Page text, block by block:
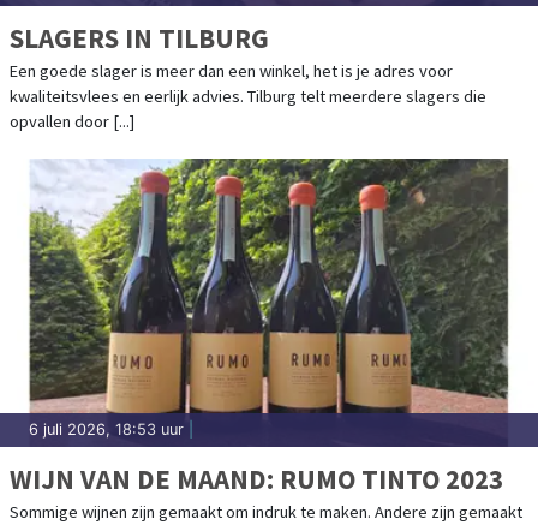
SLAGERS IN TILBURG
Een goede slager is meer dan een winkel, het is je adres voor
kwaliteitsvlees en eerlijk advies. Tilburg telt meerdere slagers die
opvallen door [...]
6 juli 2026, 18:53 uur
WIJN VAN DE MAAND: RUMO TINTO 2023
Sommige wijnen zijn gemaakt om indruk te maken. Andere zijn gemaakt